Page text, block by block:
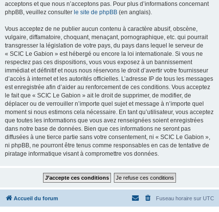
acceptons et que nous n’acceptons pas. Pour plus d’informations concernant
phpBB, veuillez consulter le site de phpBB (en anglais).
Vous acceptez de ne publier aucun contenu à caractère abusif, obscène,
vulgaire, diffamatoire, choquant, menaçant, pornographique, etc. qui pourrait
transgresser la législation de votre pays, du pays dans lequel le serveur de
« SCIC Le Gabion » est hébergé ou encore la loi internationale. Si vous ne
respectez pas ces dispositions, vous vous exposez à un bannissement
immédiat et définitif et nous nous réservons le droit d’avertir votre fournisseur
d’accès à internet et les autorités officielles. L’adresse IP de tous les messages
est enregistrée afin d’aider au renforcement de ces conditions. Vous acceptez
le fait que « SCIC Le Gabion » ait le droit de supprimer, de modifier, de
déplacer ou de verrouiller n’importe quel sujet et message à n’importe quel
moment si nous estimons cela nécessaire. En tant qu’utilisateur, vous acceptez
que toutes les informations que vous avez renseignées soient enregistrées
dans notre base de données. Bien que ces informations ne seront pas
diffusées à une tierce partie sans votre consentement, ni « SCIC Le Gabion »,
ni phpBB, ne pourront être tenus comme responsables en cas de tentative de
piratage informatique visant à compromettre vos données.
Accueil du forum Fuseau horaire sur UTC